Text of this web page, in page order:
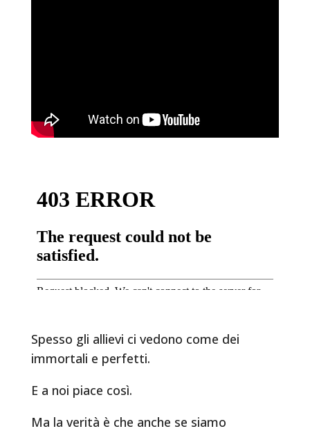
Spesso gli allievi ci vedono come dei
immortali e perfetti.
E a noi piace così.
Ma la verità è che anche se siamo